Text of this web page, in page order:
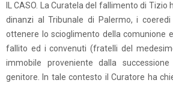
IL CASO. La Curatela del fallimento di
dinanzi al Tribunale di Palermo, i
ottenere lo scioglimento della comunione
fallito ed i convenuti (fratelli del
immobile proveniente dalla
genitore. In tale contesto il Curatore ha